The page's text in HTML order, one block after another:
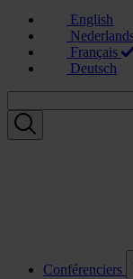
English
Français
Deutsch
Conférenciers